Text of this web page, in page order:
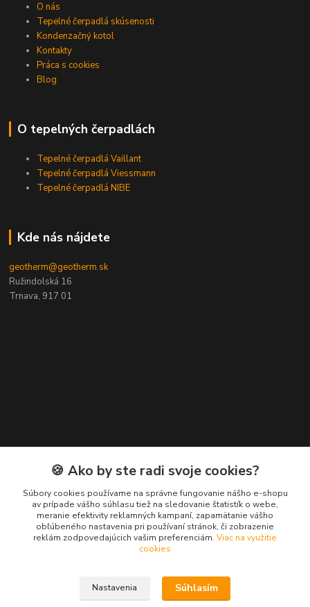
O nás
Tepelné čerpadlá skúsenosti
Kondenzačný kotol
Kontakty
Práca s cookies
Blog
O tepelných čerpadlách
Tepelné čerpadlá Vaillant
Tepelné čerpadlá Viessmann
Tepelné čerpadlá NIBE
Kde nás nájdete
geotherm@geotherm.sk
Ružindolská 16
Trnava, 917 01
Kontakty
+428 908 888 088
(Po-Pia, 8-16 hod.)
🍪 Ako by ste radi svoje cookies?
Súbory cookies používame na správne fungovanie nášho e-shopu
av prípade vášho súhlasu tiež na sledovanie štatistík o webe,
meranie efektivity reklamných kampaní, zapamätanie vášho
obľúbeného nastavenia pri používaní stránok, či zobrazenie
reklám zodpovedajúcich vašim preferenciám. Viac na využitie
cookies
Nastavenia Súhlasím